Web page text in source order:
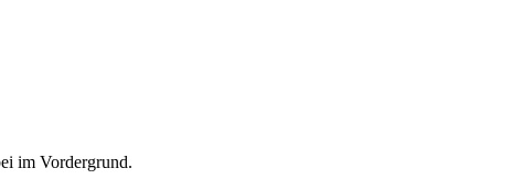
im Vordergrund.